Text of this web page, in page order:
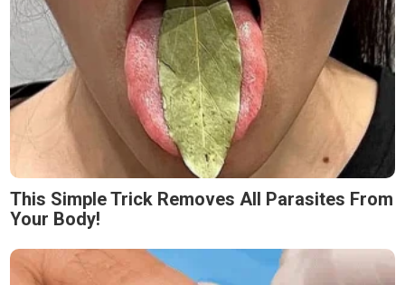
This Simple Trick Removes All Parasites From
Your Body!